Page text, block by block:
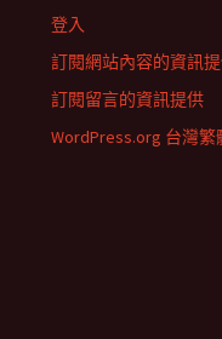
登入
訂閱網站內容的資訊
訂閱留言的資訊提供
WordPress.org 台灣繁